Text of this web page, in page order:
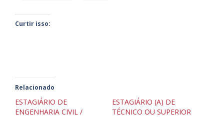
Curtir isso:
Relacionado
ESTAGIÁRIO DE
ENGENHARIA CIVIL /
ESTAGIÁRIO (A) DE
TÉCNICO OU SUPERIOR